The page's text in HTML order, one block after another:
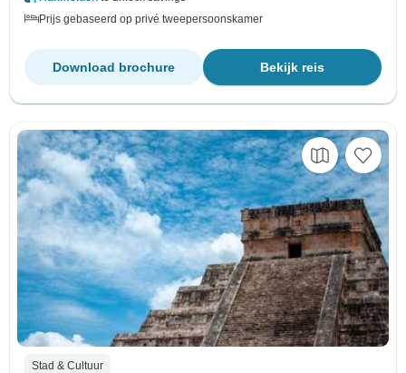
Prijs gebaseerd op privé tweepersoonskamer
Bekijk reis
Download brochure
Stad & Cultuur